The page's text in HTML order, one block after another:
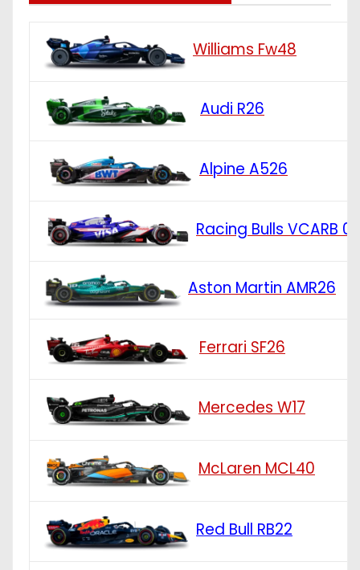
Williams Fw48
Audi R26
Alpine A526
Racing Bulls VCARB 03
Aston Martin AMR26
Ferrari SF26
Mercedes W17
McLaren MCL40
Red Bull RB22